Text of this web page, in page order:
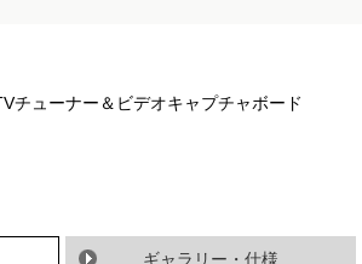
チューナー＆ビデオキャプチャボード
ギャラリー・仕様